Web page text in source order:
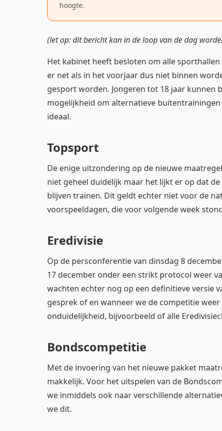
hoogte.
(let op: dit bericht kan in de loop van de dag
Het kabinet heeft besloten om alle
er net als in het voorjaar dus niet binnen
gesport worden. Jongeren tot 18 jaar kunnen
mogelijkheid om alternatieve
ideaal.
Topsport
De enige uitzondering op de nieuwe
niet geheel duidelijk maar het lijkt er op dat
blijven trainen. Dit geldt echter niet voor de
voorspeeldagen, die voor volgende week
Eredivisie
Op de persconferentie van dinsdag 8
17 december onder een strikt protocol weer
wachten echter nog op een definitieve versie
gesprek of en wanneer we de competitie
onduidelijkheid, bijvoorbeeld of alle
Bondscompetitie
Met de invoering van het nieuwe pakket
makkelijk. Voor het uitspelen van de
we inmiddels ook naar verschillende
we dit.